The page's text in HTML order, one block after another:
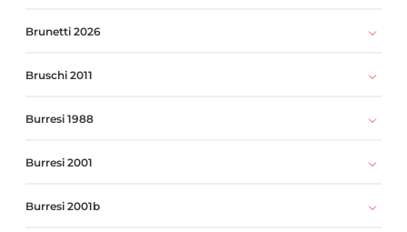
Brunetti 2026
Bruschi 2011
Burresi 1988
Burresi 2001
Burresi 2001b